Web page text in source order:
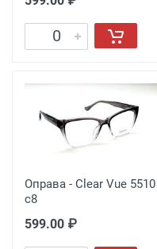
Оправа - Clear Vue 5510
c8
599.00 ₽